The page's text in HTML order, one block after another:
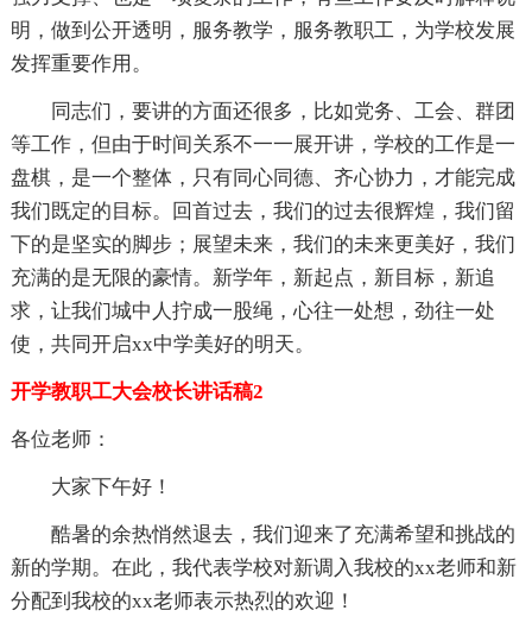
明，做到公开透明，服务教学，服务教职工，为学校发展
发挥重要作用。
同志们，要讲的方面还很多，比如党务、工会、群团
等工作，但由于时间关系不一一展开讲，学校的工作是一
盘棋，是一个整体，只有同心同德、齐心协力，才能完成
我们既定的目标。回首过去，我们的过去很辉煌，我们留
下的是坚实的脚步；展望未来，我们的未来更美好，我们
充满的是无限的豪情。新学年，新起点，新目标，新追
求，让我们城中人拧成一股绳，心往一处想，劲往一处
使，共同开启xx中学美好的明天。
开学教职工大会校长讲话稿2
各位老师：
大家下午好！
酷暑的余热悄然退去，我们迎来了充满希望和挑战的
新的学期。在此，我代表学校对新调入我校的xx老师和新
分配到我校的xx老师表示热烈的欢迎！